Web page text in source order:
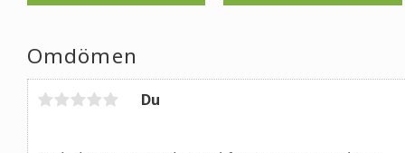
Omdömen
Du